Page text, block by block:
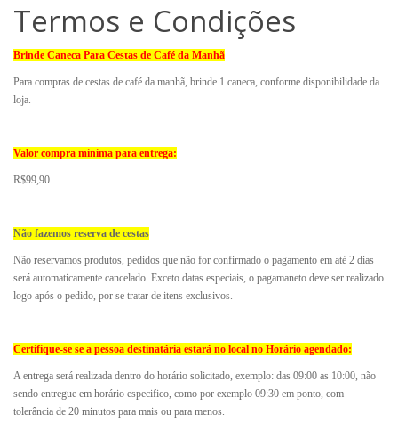
Termos e Condições
Brinde Caneca Para Cestas de Café da Manhã
Para compras de cestas de café da manhã, brinde 1 caneca, conforme disponibilidade da
loja.
Valor compra minima para entrega:
R$99,90
Não fazemos reserva de cestas
Não reservamos produtos, pedidos que não for confirmado o pagamento em até 2 dias
será automaticamente cancelado. Exceto datas especiais, o pagamaneto deve ser realizado
logo após o pedido, por se tratar de itens exclusivos.
Certifique-se se a pessoa destinatária estará no local no Horário agendado:
A entrega será realizada dentro do horário solicitado, exemplo: das 09:00 as 10:00, não
sendo entregue em horário especifico, como por exemplo 09:30 em ponto, com
tolerância de 20 minutos para mais ou para menos.